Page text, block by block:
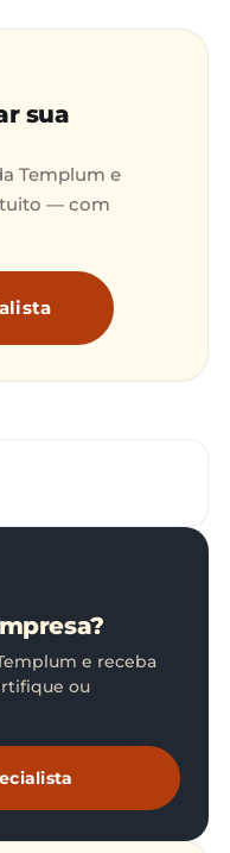
sua
Templum e
— com
e receba
ou